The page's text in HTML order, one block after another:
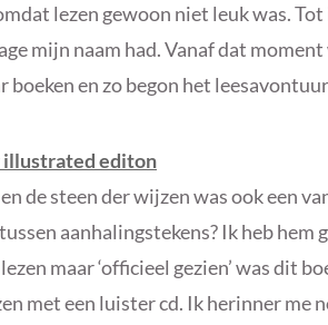
lezen gewoon niet leuk was.
mijn naam had. Vanaf dat
boeken en zo begon het
editon
de steen der wijzen was ook een
aanhalingstekens? Ik heb hem
maar ‘officieel gezien’ was dit
met een luister cd. Ik herinner me